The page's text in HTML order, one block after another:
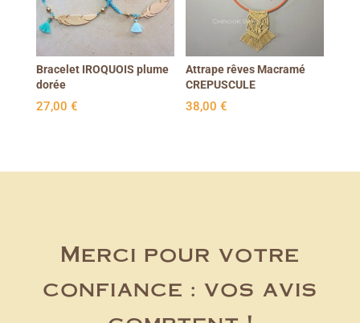
Bracelet IROQUOIS plume
dorée
27,00 €
Attrape rêves Macramé
CREPUSCULE
38,00€
Merci pour votre
confiance : vos avis